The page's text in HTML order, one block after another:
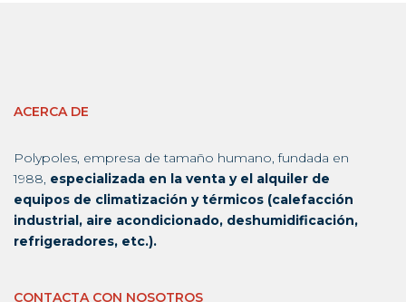
ACERCA DE
Polypoles, empresa de tamaño humano, fundada en
1988, especializada en la venta y el alquiler de
equipos de climatización y térmicos (calefacción
industrial, aire acondicionado, deshumidificación,
refrigeradores, etc.).
CONTACTA CON NOSOTROS